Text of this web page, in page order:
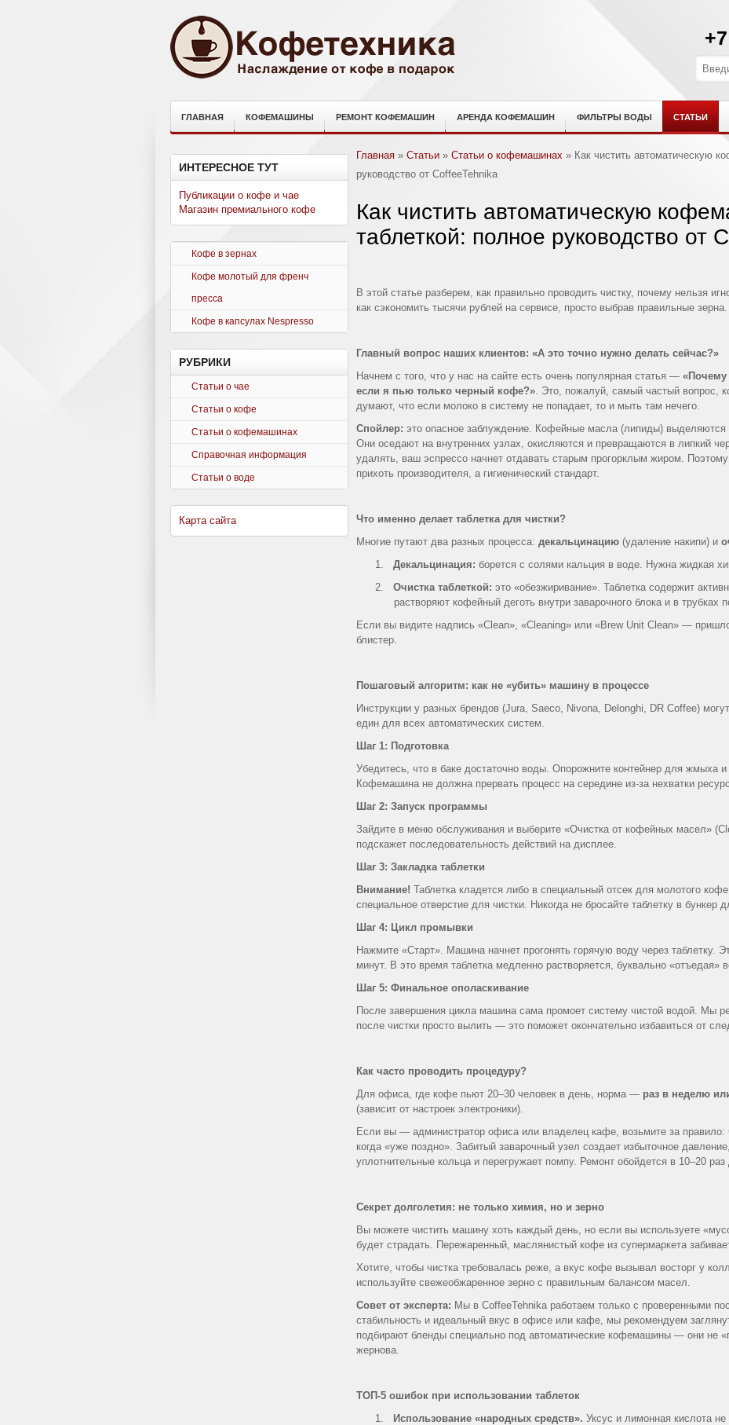
ГЛАВНАЯ КОФЕМАШИНЫ РЕМОНТ КОФЕМАШИН АРЕНДА КОФЕМАШИН ФИЛЬТРЫ ВОДЫ СТАТЬИ
ИНТЕРЕСНОЕ ТУТ
Публикации о кофе и чае
Магазин премиального кофе
Кофе в зернах
Кофе молотый для френч
пресса
Кофе в капсулах Nespresso
РУБРИКИ
Статьи о чае
Статьи о кофе
Статьи о кофемашинах
Справочная информация
Статьи о воде
Карта сайта
Главная » Статьи » Статьи о кофемашинах » Как чистить автоматическую
руководство от CoffeeTehnika
Как чистить автоматическую
таблеткой: полное руководство от
В этой статье разберем, как правильно проводить чистку, почему нельзя
как сэкономить тысячи рублей на сервисе, просто выбрав правильные зерна.
Главный вопрос наших клиентов: «А это точно нужно делать сейчас?»
Начнем с того, что у нас на сайте есть очень популярная статья — «Почему
если я пью только черный кофе?». Это, пожалуй, самый частый вопрос,
думают, что если молоко в систему не попадает, то и мыть там нечего.
Спойлер: это опасное заблуждение. Кофейные масла (липиды) выделяются
Они оседают на внутренних узлах, окисляются и превращаются в липкий
удалять, ваш эспрессо начнет отдавать старым прогорклым жиром.
прихоть производителя, а гигиенический стандарт.
Что именно делает таблетка для чистки?
Многие путают два разных процесса: декальцинацию (удаление накипи) и
1.
Декальцинация: борется с солями кальция в воде. Нужна жидкая
2.
Очистка таблеткой: это «обезжиривание». Таблетка содержит
растворяют кофейный деготь внутри заварочного блока и в трубках
Если вы видите надпись «Clean», «Cleaning» или «Brew Unit Clean» —
блистер.
Пошаговый алгоритм: как не «убить» машину в процессе
Инструкции у разных брендов (Jura, Saeco, Nivona, Delonghi, DR Coffee)
един для всех автоматических систем.
Шаг 1: Подготовка
Убедитесь, что в баке достаточно воды. Опорожните контейнер для жмыха
Кофемашина не должна прервать процесс на середине из-за нехватки
Шаг 2: Запуск программы
Зайдите в меню обслуживания и выберите «Очистка от кофейных масел»
подскажет последовательность действий на дисплее.
Шаг 3: Закладка таблетки
Внимание! Таблетка кладется либо в специальный отсек для молотого
специальное отверстие для чистки. Никогда не бросайте таблетку в бункер
Шаг 4: Цикл промывки
Нажмите «Старт». Машина начнет прогонять горячую воду через таблетку.
минут. В это время таблетка медленно растворяется, буквально «отъедая»
Шаг 5: Финальное ополаскивание
После завершения цикла машина сама промоет систему чистой водой. Мы
после чистки просто вылить — это поможет окончательно избавиться от
Как часто проводить процедуру?
Для офиса, где кофе пьют 20–30 человек в день, норма — раз в неделю
(зависит от настроек электроники).
Если вы — администратор офиса или владелец кафе, возьмите за правило:
когда «уже поздно». Забитый заварочный узел создает избыточное
уплотнительные кольца и перегружает помпу. Ремонт обойдется в 10–20
Секрет долголетия: не только химия, но и зерно
Вы можете чистить машину хоть каждый день, но если вы используете
будет страдать. Пережаренный, маслянистый кофе из супермаркета
Хотите, чтобы чистка требовалась реже, а вкус кофе вызывал восторг у
используйте свежеобжаренное зерно с правильным балансом масел.
Совет от эксперта: Мы в CoffeeTehnika работаем только с проверенными
стабильность и идеальный вкус в офисе или кафе, мы рекомендуем
подбирают бленды специально под автоматические кофемашины — они не
жернова.
ТОП-5 ошибок при использовании таблеток
1.
Использование «народных средств». Уксус и лимонная кислота